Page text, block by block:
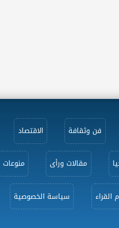
فن وثقافة الاقتصاد
مقالات ورأى منوعات
القراء سياسة الخصوصية